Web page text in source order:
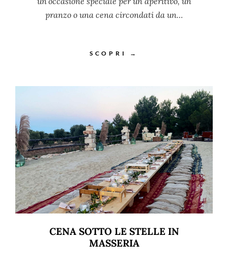
pranzo o una cena circondati da un…
SCOPRI →
CENA SOTTO LE STELLE IN
MASSERIA